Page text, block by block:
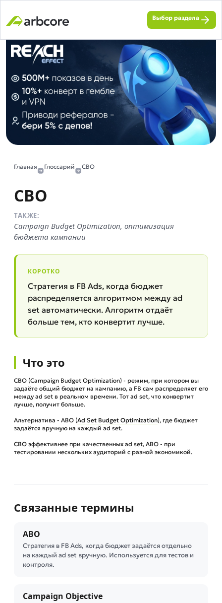
Выбор раздела
Главная Глоссарий CBO
CBO
ТАКЖЕ:
Campaign Budget Optimization, оптимизация
бюджета кампании
КОРОТКО
Стратегия в FB Ads, когда бюджет
распределяется алгоритмом между ad
set автоматически. Алгоритм отдаёт
больше тем, кто конвертит лучше.
Что это
CBO (Campaign Budget Optimization) - режим, при котором вы
задаёте общий бюджет на кампанию, а FB сам распределяет его
между ad set в реальном времени. Тот ad set, что конвертит
лучше, получит больше.
Альтернатива - ABO (Ad Set Budget Optimization), где бюджет
задаётся вручную на каждый ad set.
CBO эффективнее при качественных ad set, ABO - при
тестировании нескольких аудиторий с разной экономикой.
Связанные термины
ABO
Стратегия в FB Ads, когда бюджет задаётся отдельно
на каждый ad set вручную. Используется для тестов и
контроля.
Campaign Objective